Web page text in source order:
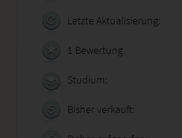
Letzte Aktualisierung:
1 Bewertung
Studium:
Bisher verkauft: